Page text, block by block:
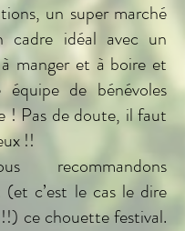
un super marché
cadre idéal avec un
manger et à boire et
de bénévoles
! Pas de doute, il faut
!!
recommandons
(et c’est le cas le dire
ce chouette festival.